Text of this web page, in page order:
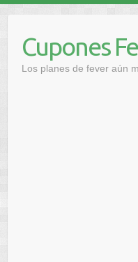
contenidoCupones
Los planes de fever aún